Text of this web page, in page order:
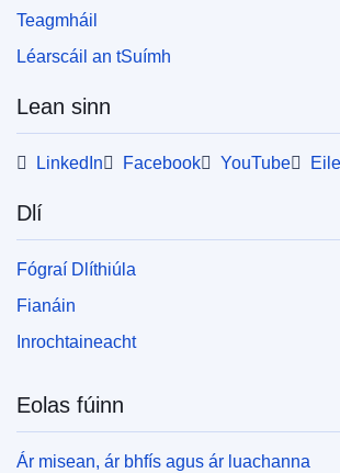
pdfa2a
Teagmháil
Léarscáil an tSuímh
Lean sinn
LinkedIn Facebook YouTube Eile
Dlí
Fógraí Dlíthiúla
Fianáin
Inrochtaineacht
Eolas fúinn
Ár misean, ár bhfís agus ár luachanna